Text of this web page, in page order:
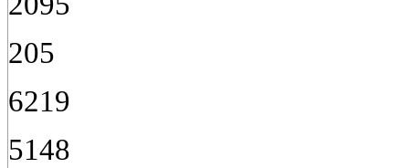
205
6219
5148